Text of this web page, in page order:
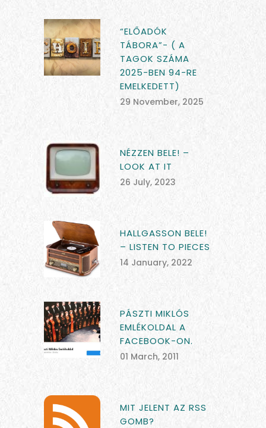
“ELŐADÓK
TÁBORA”- ( A
TAGOK SZÁMA
2025-BEN 94-RE
EMELKEDETT)
29 November, 2025
NÉZZEN BELE! –
LOOK AT IT
26 July, 2023
HALLGASSON BELE!
– LISTEN TO PIECES
14 January, 2022
PÁSZTI MIKLÓS
EMLÉKOLDAL A
FACEBOOK-ON.
01 March, 2011
MIT JELENT AZ RSS
GOMB?